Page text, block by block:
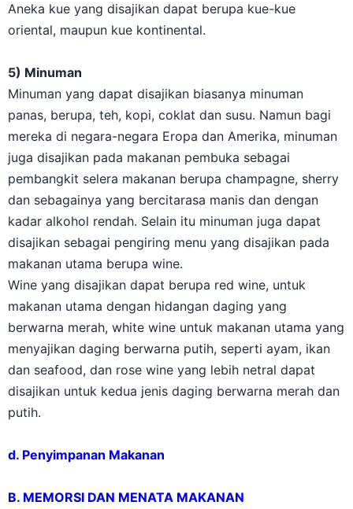
Aneka kue yang disajikan dapat berupa kue-kue
oriental, maupun kue kontinental.
5) Minuman
Minuman yang dapat disajikan biasanya minuman
panas, berupa, teh, kopi, coklat dan susu. Namun bagi
mereka di negara-negara Eropa dan Amerika, minuman
juga disajikan pada makanan pembuka sebagai
pembangkit selera makanan berupa champagne, sherry
dan sebagainya yang bercitarasa manis dan dengan
kadar alkohol rendah. Selain itu minuman juga dapat
disajikan sebagai pengiring menu yang disajikan pada
makanan utama berupa wine.
Wine yang disajikan dapat berupa red wine, untuk
makanan utama dengan hidangan daging yang
berwarna merah, white wine untuk makanan utama yang
menyajikan daging berwarna putih, seperti ayam, ikan
dan seafood, dan rose wine yang lebih netral dapat
disajikan untuk kedua jenis daging berwarna merah dan
putih.
d. Penyimpanan Makanan
B. MEMORSI DAN MENATA MAKANAN